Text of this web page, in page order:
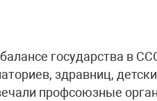
государства в
здравниц,
профсоюзные